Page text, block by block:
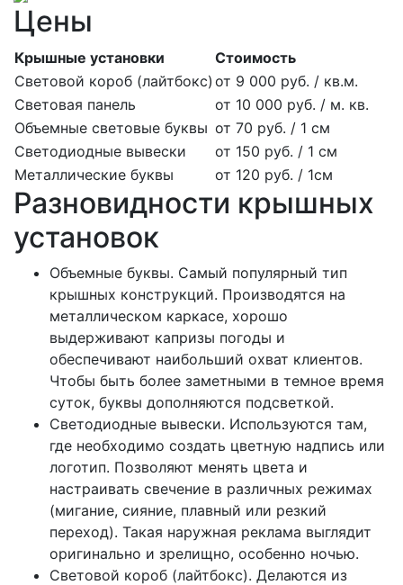
Цены
Крышные установки
Стоимость
Световой короб (лайтбокс) от 9 000 руб. / кв.м.
Световая панель
от 10 000 руб. / м. кв.
Объемные световые буквы от 70 руб. / 1 см
Светодиодные вывески
от 150 руб. / 1 см
Металлические буквы
от 120 руб. / 1см
Разновидности крышных
установок
Объемные буквы. Самый популярный тип
крышных конструкций. Производятся на
металлическом каркасе, хорошо
выдерживают капризы погоды и
обеспечивают наибольший охват клиентов.
Чтобы быть более заметными в темное время
суток, буквы дополняются подсветкой.
Светодиодные вывески. Используются там,
где необходимо создать цветную надпись или
логотип. Позволяют менять цвета и
настраивать свечение в различных режимах
(мигание, сияние, плавный или резкий
переход). Такая наружная реклама выглядит
оригинально и зрелищно, особенно ночью.
Световой короб (лайтбокс). Делаются из